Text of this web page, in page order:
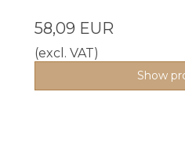
58,09 EUR
(excl. VAT)
Show